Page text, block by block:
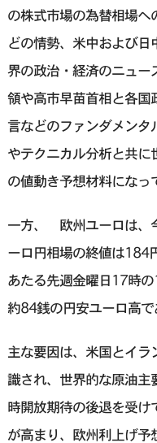
の株式市場の為替相場
どの情勢、米中および
界の政治・経済のニュー
領や高市早苗首相と各国
言などのファンダメンタ
やテクニカル分析と共に
の値動き予想材料になっ
一方、 欧州ユーロは、
ーロ円相場の終値は184
あたる先週金曜日17時
約84銭の円安ユーロ高で
主な要因は、米国とイ
識され、世界的な原油主
時開放期待の後退を受
が高まり、欧州利上げ